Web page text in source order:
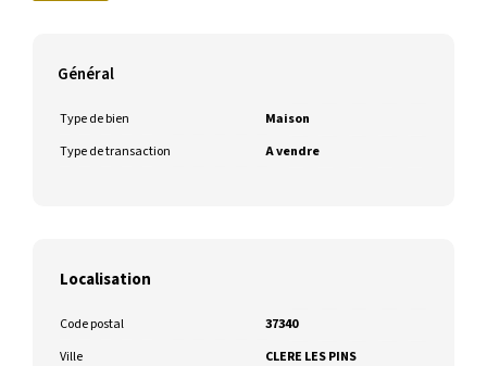
Général
Type de bien
Maison
Type de transaction
A vendre
Localisation
Code postal
37340
Ville
CLERE LES PINS